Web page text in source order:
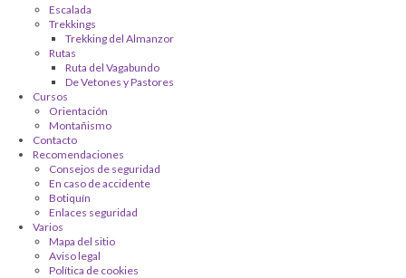
Escalada
Trekkings
Trekking del Almanzor
Rutas
Ruta del Vagabundo
De Vetones y Pastores
Cursos
Orientación
Montañismo
Contacto
Recomendaciones
Consejos de seguridad
En caso de accidente
Botiquín
Enlaces seguridad
Varios
Mapa del sitio
Aviso legal
Política de cookies